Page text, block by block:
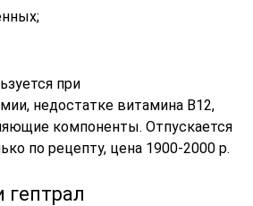
при
недостатке витамина В12,
компоненты. Отпускается
по рецепту, цена 1900-2000 р.
гептрал